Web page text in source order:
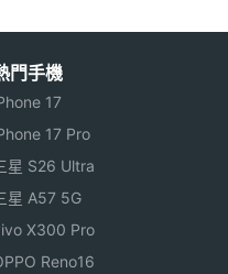
/ GSM1900
處理器
門手機
17
17 Pro
星 S26 Ultra
星 A57 5G
X300 Pro
Reno16